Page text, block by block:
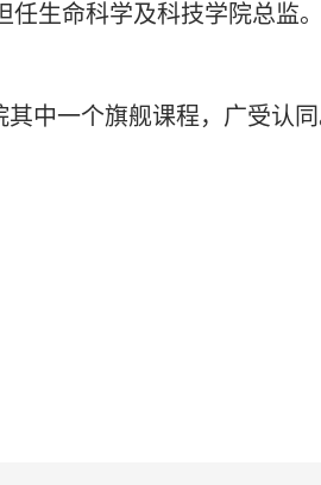
生命科学及科技学院总监
中一个旗舰课程，广受认同